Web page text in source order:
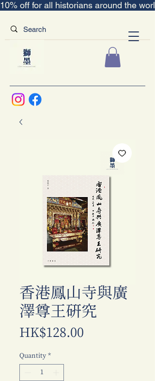
10% off for all historians around the
香港鳳山寺與廣
澤尊王研究
HK$128.00
Quantity *